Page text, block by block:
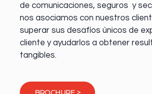
de comunicaciones, seguros y
nos asociamos con nuestros
superar sus desafíos únicos de
cliente y ayudarlos a obtener
tangibles.